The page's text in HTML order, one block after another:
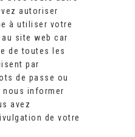
autoriser
à utiliser votre
site web car
de toutes les
par
de passe ou
nous informer
avez
de votre